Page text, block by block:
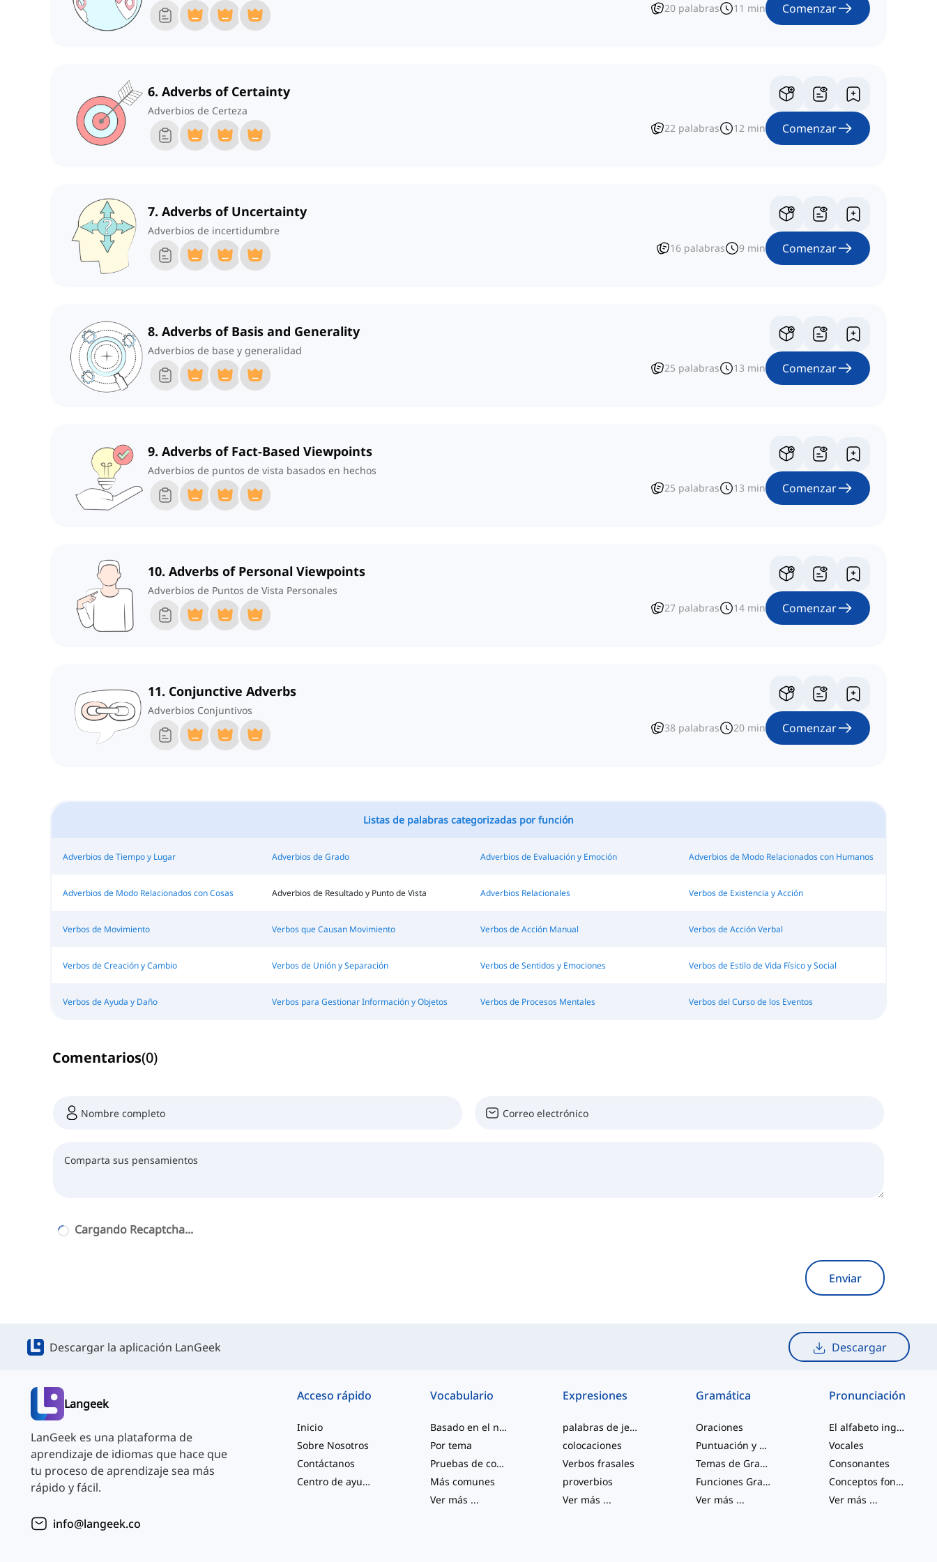
20 palabras 11 min Comenzar
6. Adverbs of Certainty
Adverbios de Certeza
22 palabras 12 min Comenzar
7. Adverbs of Uncertainty
Adverbios de incertidumbre
16 palabras 9 min Comenzar
8. Adverbs of Basis and Generality
Adverbios de base y generalidad
25 palabras 13 min Comenzar
9. Adverbs of Fact-Based Viewpoints
Adverbios de puntos de vista basados en hechos
25 palabras 13 min Comenzar
10. Adverbs of Personal Viewpoints
Adverbios de Puntos de Vista Personales
27 palabras 14 min Comenzar
11. Conjunctive Adverbs
Adverbios Conjuntivos
38 palabras 20 min Comenzar
Listas de palabras categorizadas por función
Adverbios de Tiempo y Lugar Adverbios de Grado Adverbios de Evaluación y Emoción Adverbios de Modo Relacionados con Humanos
Adverbios de Modo Relacionados con Cosas Adverbios de Resultado y Punto de Vista Adverbios Relacionales Verbos de Existencia y Acción
Verbos de Movimiento Verbos que Causan Movimiento Verbos de Acción Manual Verbos de Acción Verbal
Verbos de Creación y Cambio Verbos de Unión y Separación Verbos de Sentidos y Emociones Verbos de Estilo de Vida Físico y Social
Verbos de Ayuda y Daño Verbos para Gestionar Información y Objetos Verbos de Procesos Mentales Verbos del Curso de los Eventos
Comentarios(0)
Cargando Recaptcha...
Enviar
Descargar la aplicación LanGeek Descargar
Langeek
LanGeek es una plataforma de
aprendizaje de idiomas que hace que
tu proceso de aprendizaje sea más
rápido y fácil.
info@langeek.co
Acceso rápido
Inicio
Sobre Nosotros
Contáctanos
Centro de ayuda
Vocabulario
Basado en el nivel
Por tema
Pruebas de competencia
Más comunes
Ver más ...
Expresiones
palabras de jerga
colocaciones
Verbos frasales
proverbios
Ver más ...
Gramática
Oraciones
Puntuación y Ortografía
Temas de Gramática Varios
Funciones Gramaticales
Ver más ...
Pronunciación
El alfabeto inglés
Vocales
Consonantes
Conceptos fonológicos
Ver más ...